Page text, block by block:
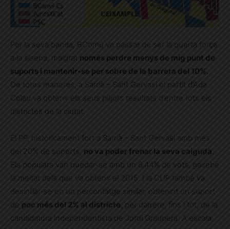
Per la seva banda, BComú va passar de ser la quarta força
a la sisena, malgrat només perdre menys de mig punt de
suports i mantenir-se per sobre de la barrera del 10%.
De totes maneres, a Sarrià – Sant Gervasi el partit d’Ada
Colau va obtenir els seus pitjors resultats d’entre tots els
districtes de la ciutat.
El PP, històricament fort a Sarrià – Sant Gervasi amb més
del 20% de suports, no va poder frenar la seva caiguda.
Els populars van quedar-se amb un 6,44% de vots, gairebé
la meitat dels que va obtenir el 2015. I la CUP també va
desinflar-se en un percentatge similar, obtenint un suport
de poc més del 2% al districte , per darrere, fins i tot, de la
candidatura independentista de Jordi Graupera. A escala